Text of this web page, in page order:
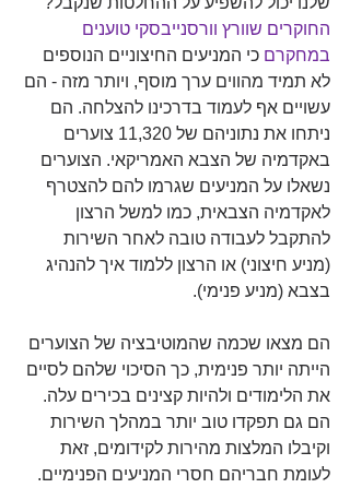
החוקרים שוורץ וורסנייבסקי טוענים
במחקרם כי המניעים החיצוניים הנוספים
לא תמיד מהווים ערך מוסף, ויותר מזה - הם
עשויים אף לעמוד בדרכינו להצלחה. הם
ניתחו את נתוניהם של 11,320 צוערים
באקדמיה של הצבא האמריקאי. הצוערים
נשאלו על המניעים שגרמו להם להצטרף
לאקדמיה הצבאית, כמו למשל הרצון
להתקבל לעבודה טובה לאחר השירות
(מניע חיצוני) או הרצון ללמוד איך להנהיג
בצבא (מניע פנימי).
הם מצאו שכמה שהמוטיבציה של הצוערים
הייתה יותר פנימית, כך הסיכוי שלהם לסיים
את הלימודים ולהיות קצינים בכירים עלה.
הם גם תפקדו טוב יותר במהלך השירות
וקיבלו המלצות מהירות לקידומים, זאת
לעומת חבריהם חסרי המניעים הפנימיים.